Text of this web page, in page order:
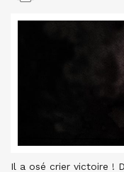
Il a osé crier victoire !